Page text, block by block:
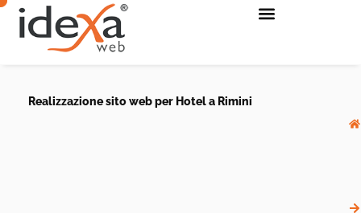
Realizzazione sito web per Hotel a Rimini